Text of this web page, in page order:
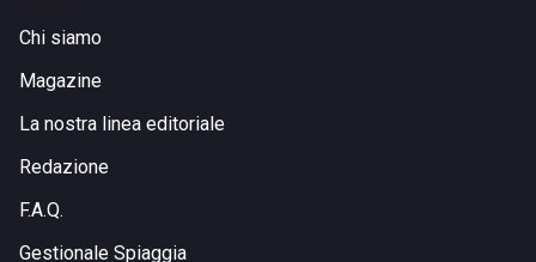
Chi siamo
Magazine
La nostra linea editoriale
Redazione
F.A.Q.
Gestionale Spiaggia